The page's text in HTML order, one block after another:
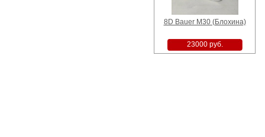
8D Bauer M30 (Блохина)
23000 руб.